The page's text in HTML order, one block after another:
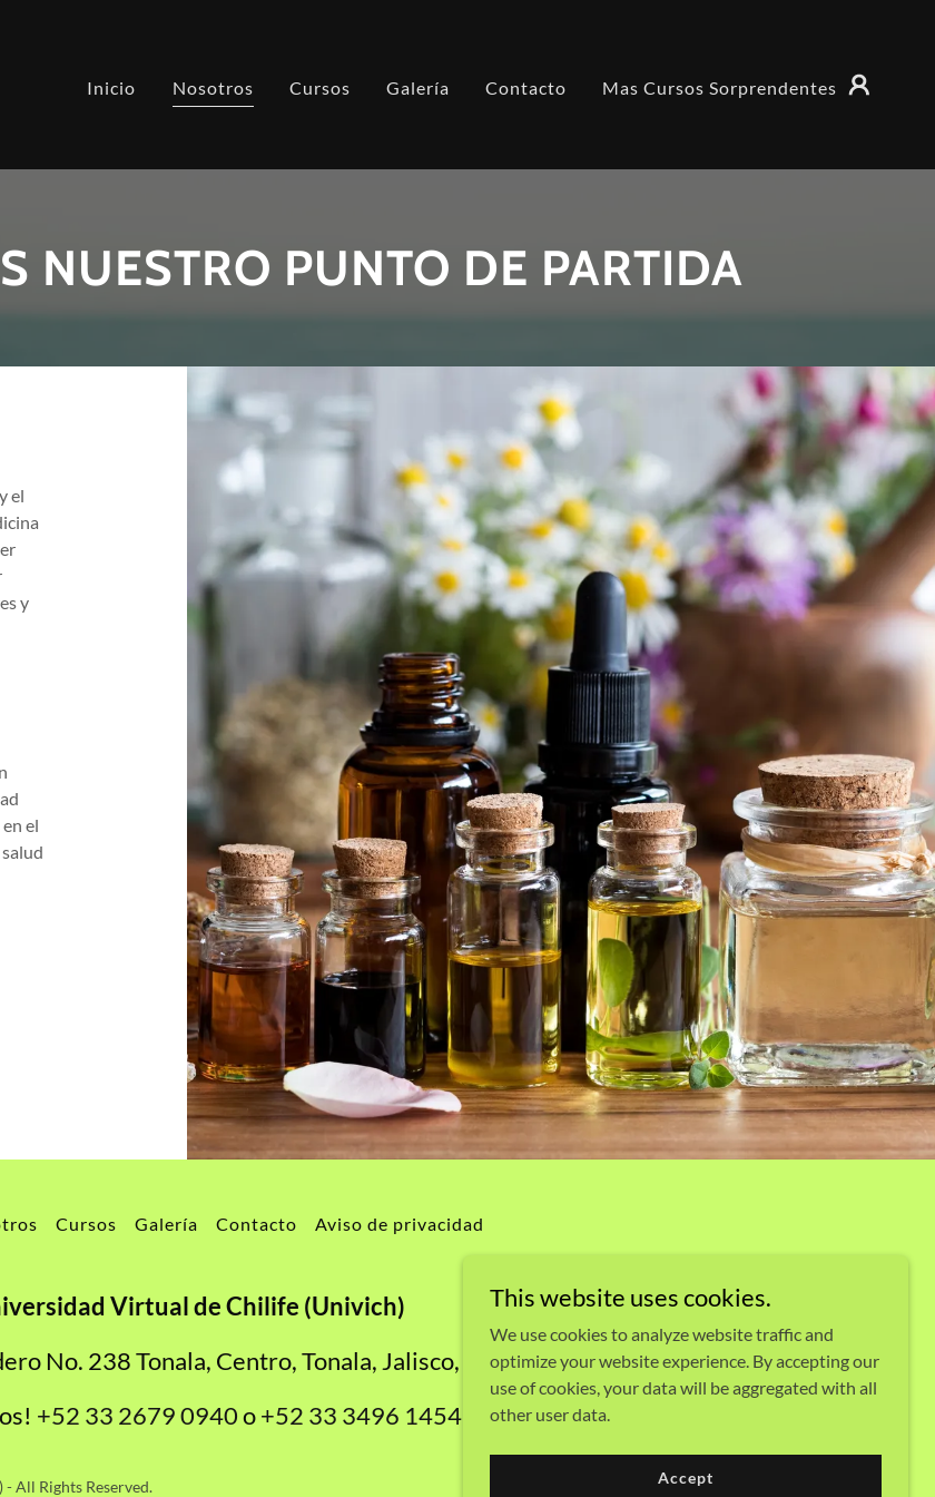
Inicio Nosotros Cursos Galería Contacto Mas Cursos Sorprendentes
NUESTRO PUNTO DE PARTIDA
el
y
el
Cursos Galería Contacto Aviso de privacidad
Virtual de Chilife (Univich)
No. 238 Tonala, Centro, Tonala, Jalisco, México
+52 33 2679 0940o+52 33 3496 1454
All Rights Reserved.
This website uses cookies.
We use cookies to analyze website traffic and
optimize your website experience. By accepting our
use of cookies, your data will be aggregated with all
other user data.
Accept